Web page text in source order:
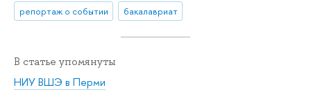
репортаж о событии бакалавриат
В статье упомянуты
НИУ ВШЭ в Перми